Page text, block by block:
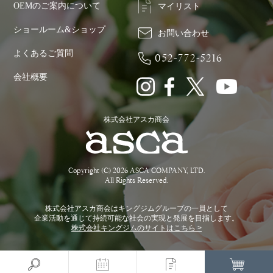
OEMのご案内について
ショールーム&ショップ
よくあるご質問
会社概要
マイリスト
お問い合わせ
052-772-5216
株式会社アスカ商会
Copyright (C) 2026 ASCA COMPANY, LTD.
All Rights Reserved.
株式会社アスカ商会はキングジムグループの一員として
企業活動を通じて持続可能な社会の実現と発展を目指します。
株式会社キングジムのサイトはこちら >